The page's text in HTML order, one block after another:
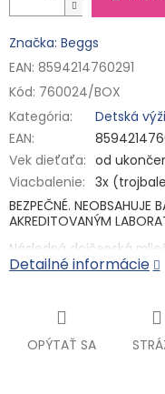
Značka: Beggs
EAN: 8594214760291
Kód: 760024/BOX
Kategória:
Detská
EAN:
Vek dieťaťa: od
Viacbalenie: 3x
BEZPEČNÉ. NEOBSAHUJE
AKREDITOVANÝM
Následná dojčenská
mliečneho kvasenia (
Dojčenské mlieko
slovenskými rodičmi.
mliečneho kvasenia) a
Detailné informácie
OPÝTAŤ SA